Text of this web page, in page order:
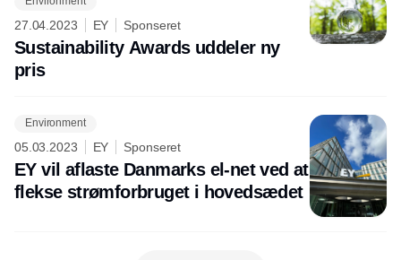
27.04.2023 EY Sponseret
Sustainability Awards uddeler ny
pris
Environment
05.03.2023 EY Sponseret
EY vil aflaste Danmarks el-net ved at
flekse strømforbruget i hovedsædet